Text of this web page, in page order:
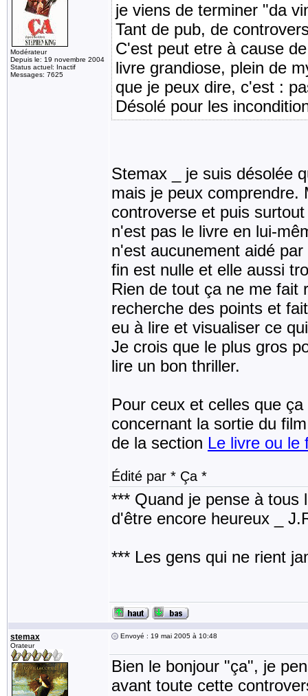
Modérateur
Depuis le: 19 novembre 2004
Status actuel: Inactif
Messages: 7625
je viens de terminer "da
Tant de pub, de
C'est peut etre à cause
livre grandiose, plein de
que je peux dire, c'est :
Désolé pour les
Stemax _ je suis désolée
mais je peux comprendre.
controverse et puis
n'est pas le livre en lui-
n'est aucunement aidé
fin est nulle et elle aussi
Rien de tout ça ne me fait
recherche des points et
eu à lire et visualiser ce
Je crois que le plus gros
lire un bon thriller.
Pour ceux et celles que
concernant la sortie du
de la section Le livre ou le
Édité par * Ça *
*** Quand je pense à tous
d'être encore heureux _
*** Les gens qui ne rient
stemax
Orateur
Envoyé : 19 mai 2005 à 10:48
Bien le bonjour "ça", je
avant toute cette